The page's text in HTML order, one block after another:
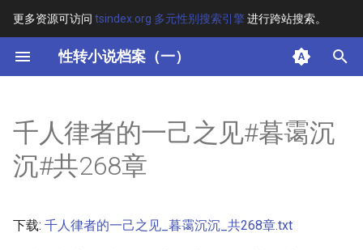
更多资源可访问 tsindex.org 多元性别搜索引擎进行跨站搜索。
性转小说档案（一）
键
始
索
其他信息 [Processed Page
Metadata]
千人律者的一己之见#暮霭沉
沉#共268章
下载: 千人律者的一己之见_暮霭沉沉_共268章.txt